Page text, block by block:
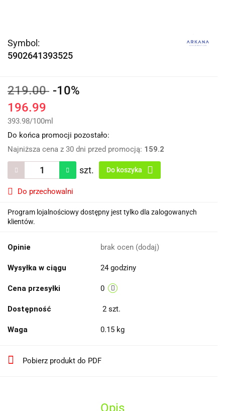
Symbol:
5902641393525
219.00 -10%
196.99
393.98/100ml
Do końca promocji pozostało:
Najniższa cena z 30 dni przed promocją: 159.2
szt. Do koszyka
Do przechowalni
Program lojalnościowy dostępny jest tylko dla zalogowanych
klientów.
Opinie brak ocen (dodaj)
Wysyłka w ciągu 24 godziny
Cena przesyłki 0
Dostępność 2 szt.
Waga 0.15 kg
Pobierz produkt do PDF
Opis